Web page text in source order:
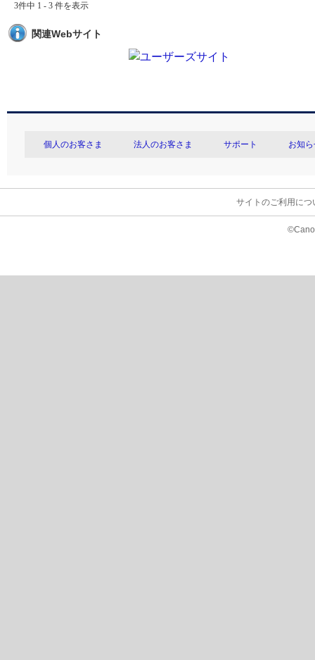
3件中 1 - 3 件を表示
関連Webサイト
個人のお客さま 法人のお客さま サポート お知
サイトのご利用につ